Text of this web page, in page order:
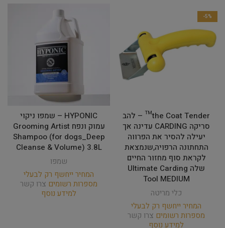
-5%
the Coat Tender™ – להב
סריקה CARDING עדינה אך
יעילה להסיר את הפרווה
התחתונה הרפויה,שנמצאת
לקראת סוף מחזור החיים
שלה Ultimate Carding
Tool MEDIUM
כלי מריטה
המחיר ייחשף רק לבעלי
מספרות רשומים צרו קשר
למידע נוסף
HYPONIC – שמפו ניקוי
עמוק ונפח Grooming Artist
Shampoo (for dogs_Deep
Cleanse & Volume) 3.8L
שמפו
המחיר ייחשף רק לבעלי
מספרות רשומים צרו קשר
למידע נוסף